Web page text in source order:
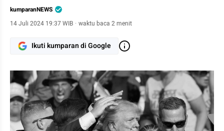
kumparanNEWS
14 Juli 2024 19:37 WIB · waktu baca 2 menit
Ikuti kumparan di Google